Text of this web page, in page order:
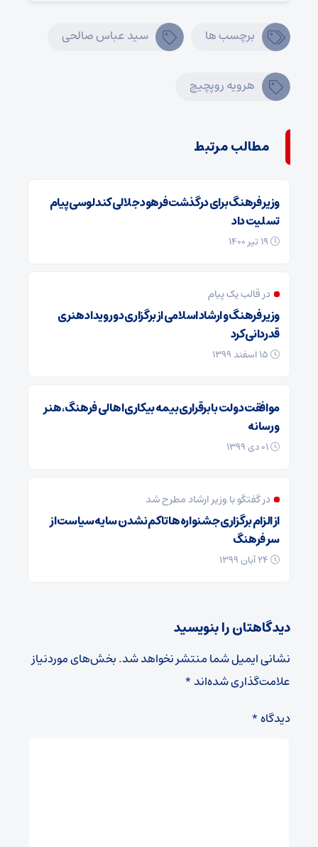
برچسب ها سید عباس صالحی
هرویه روپچیچ
مطالب مرتبط
وزیر فرهنگ برای درگذشت فرهود جلالی کندلوسی پیام
تسلیت داد
در قالب یک پیام
وزیر فرهنگ و ارشاد اسلامی از برگزاری دو رویداد هنری
قدردانی کرد
موافقت دولت با برقراری بیمه بیکاری اهالی فرهنگ، هنر
و رسانه
در گفتگو با وزیر ارشاد مطرح شد
از الزام برگزاری‌ جشنواره‌ها تا کم نشدن سایه سیاست از
سر فرهنگ
دیدگاهتان را بنویسید
نشانی ایمیل شما منتشر نخواهد شد.بخش‌های موردنیاز
علامت‌گذاری شده‌اند*
دیدگاه*